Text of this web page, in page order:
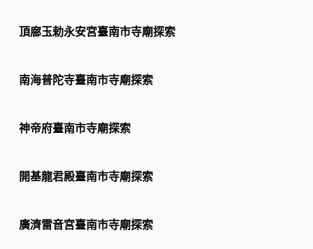
頂廍玉勅永安宮臺南市寺廟探索
南海普陀寺臺南市寺廟探索
神帝府臺南市寺廟探索
開基龍君殿臺南市寺廟探索
廣濟雷音宮臺南市寺廟探索